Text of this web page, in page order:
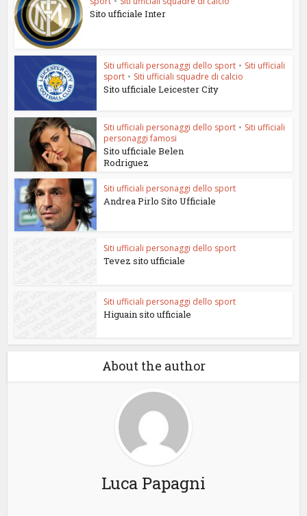
Sito ufficiale Inter
Siti ufficiali personaggi dello sport • Siti ufficiali
sport • Siti ufficiali squadre di calcio
Sito ufficiale Leicester City
Siti ufficiali personaggi dello sport • Siti ufficiali
personaggi famosi
Sito ufficiale Belen
Rodriguez
Siti ufficiali personaggi dello sport
Andrea Pirlo Sito Ufficiale
Siti ufficiali personaggi dello sport
Tevez sito ufficiale
Siti ufficiali personaggi dello sport
Higuain sito ufficiale
About the author
Luca Papagni